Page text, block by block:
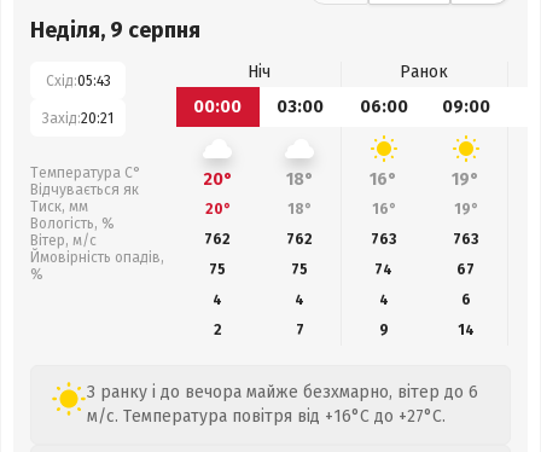
Неділя, 9 серпня
Схід:05:43
Захід:20:21
Температура С°
Відчувається як
Тиск, мм
Вологість, %
Вітер, м/с
Ймовірність опадів,
%
Ніч
Ранок
00:00
03:00 06:00 09:00
20° 18° 16° 19°
20° 18° 16° 19°
762
762 763 763
75
75 74 67
4
4 4
6
2
7 9 14
З ранку і до вечора майже безхмарно, вітер до 6
м/с. Температура повітря від +16°C до +27°C.